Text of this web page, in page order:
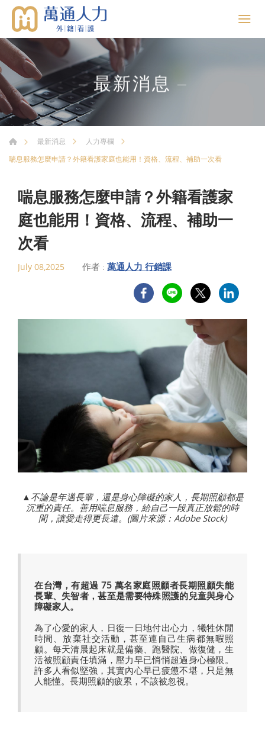
最新消息
最新消息
人力專欄
喘息服務怎麼申請？外籍看護家庭也能用！資格、流程、補助一次看
喘息服務怎麼申請？外籍看護家
庭也能用！資格、流程、補助一
次看
July 08,2025 作者 : 萬通人力 行銷課
▲不論是年邁長輩，還是身心障礙的家人，長期照顧都是
沉重的責任。善用喘息服務，給自己一段真正放鬆的時
間，讓愛走得更長遠。(圖片來源：Adobe Stock)
在台灣，有超過 75 萬名家庭照顧者長期照顧失能
長輩、失智者，甚至是需要特殊照護的兒童與身心
障礙家人。
為了心愛的家人，日復一日地付出心力，犧牲休閒
時間、放棄社交活動，甚至連自己生病都無暇照
顧。每天清晨起床就是備藥、跑醫院、做復健，生
活被照顧責任填滿，壓力早已悄悄超過身心極限。
許多人看似堅強，其實內心早已疲憊不堪，只是無
人能懂。長期照顧的疲累，不該被忽視。